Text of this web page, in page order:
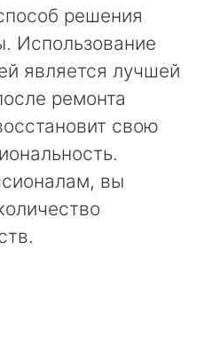
решения
Использование
является лучшей
ремонта
свою
вы